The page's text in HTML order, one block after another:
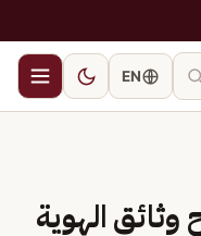
EN
الهوية